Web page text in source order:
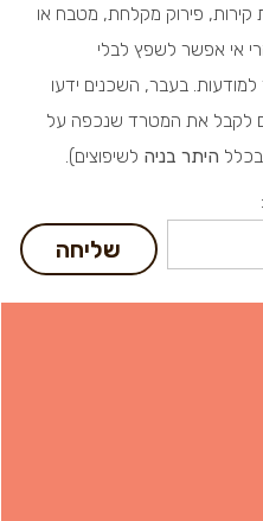
פירוק מקלחת, מטבח או
אי אפשר לשפץ לבלי
בעבר, השכנים ידעו
לקבל את המטרד שנכפה על
היתר בניה לשיפוצים).
שליחה